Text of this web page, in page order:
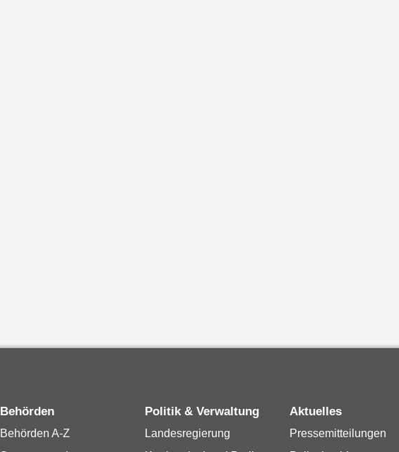
Behörden
Behörden A-Z
Politik & Verwaltung
Landesregierung
Aktuelles
Pressemitteilungen